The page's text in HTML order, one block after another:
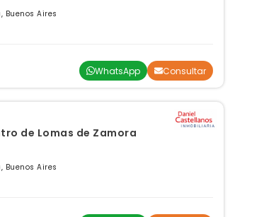
Buenos Aires
WhatsApp Consultar
de Lomas de Zamora
Buenos Aires